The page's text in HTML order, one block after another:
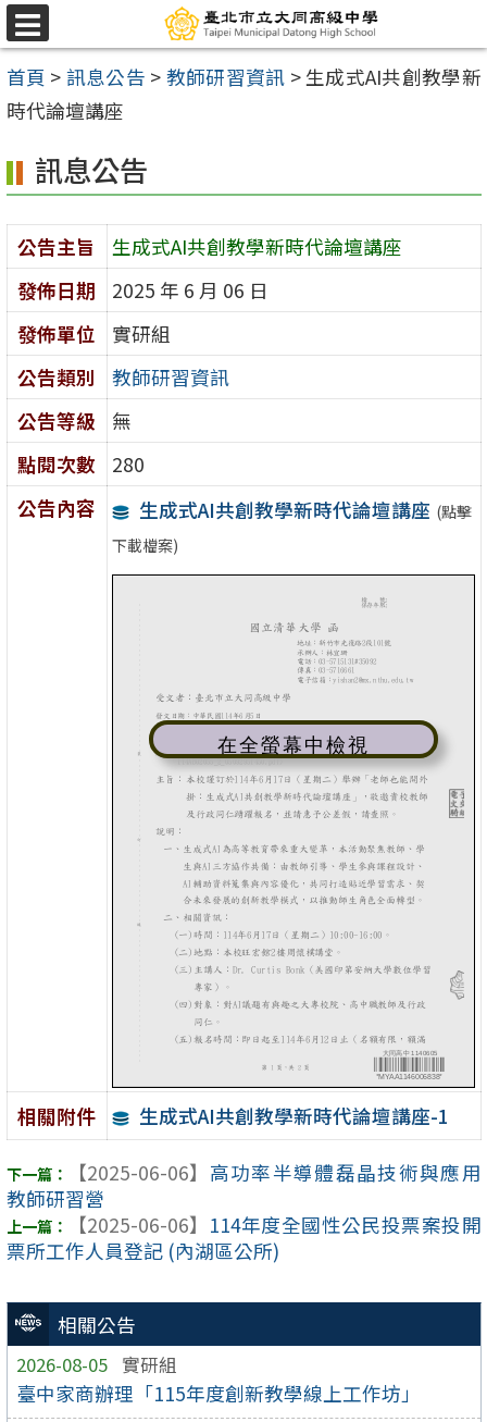
跳
至
主
要
容
區
選
單
首頁 > 訊息公告 > 教師研習資訊 > 生成式AI共創教學新
時代論壇講座
相關公告
2026-08-05 實研組
臺中家商辦理「115年度創新教學線上工作坊」
訊息公告
公告主旨
生成式AI共創教學新時代論壇講座
發佈日期
2025 年 6 月 06 日
發佈單位
實研組
公告類別
教師研習資訊
公告等級
無
點閱次數
280
公告內容
生成式AI共創教學新時代論壇講座 (點擊
下載檔案)
在全螢幕中檢視
相關附件 生成式AI共創教學新時代論壇講座-1
【2025-06-06】 高功率半導體磊晶技術與應用
教師研習營
【2025-06-06】 114年度全國性公民投票案投開
票所工作人員登記 (內湖區公所)